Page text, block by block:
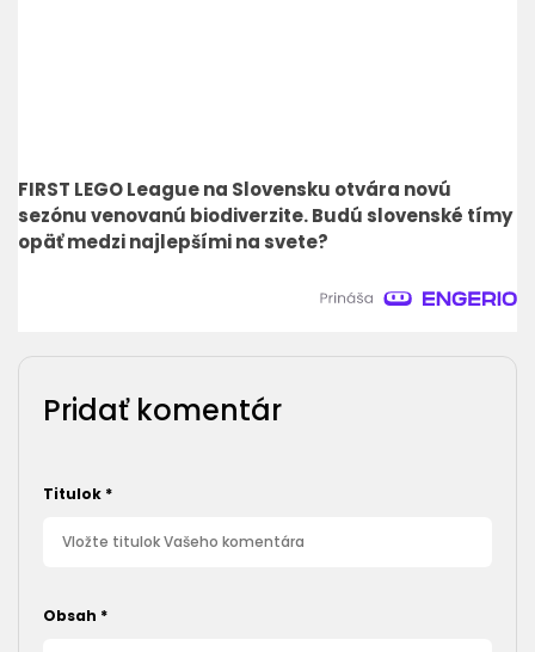
FIRST LEGO League na Slovensku otvára novú
sezónu venovanú biodiverzite. Budú slovenské tímy
opäť medzi najlepšími na svete?
Pridať komentár
Titulok *
Obsah *